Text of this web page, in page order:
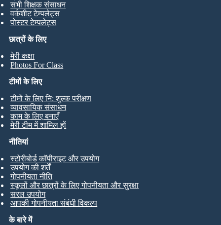
छात्रों के लिए
मेरी कक्षा
Photos For Class
सभी शिक्षक संसाधन
वर्कशीट टेम्पलेट्स
पोस्टर टेम्पलेट्स
टीमों के लिए
टीमों के लिए नि: शुल्क परीक्षण
व्यावसायिक संसाधन
काम के लिए बनाएँ
मेरी टीम में शामिल हों
के बारे में
नीतियां
स्टोरीबोर्ड कॉपीराइट और उपयोग
उपयोग की शर्तें
गोपनीयता नीति
स्कूलों और छात्रों के लिए गोपनीयता और सुरक्षा
सरल उपयोग
आपकी गोपनीयता संबंधी विकल्प